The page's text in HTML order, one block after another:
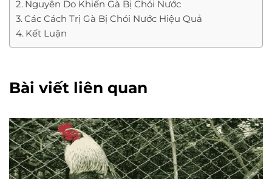
Nguyên Do Khiến Gà Bị Chói Nước
Các Cách Trị Gà Bị Chói Nước Hiệu Quả
Kết Luận
Bài viết liên quan